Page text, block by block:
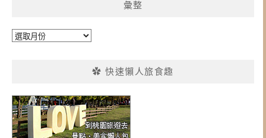
彙整
彙
✿ 快速懶人旅食趣